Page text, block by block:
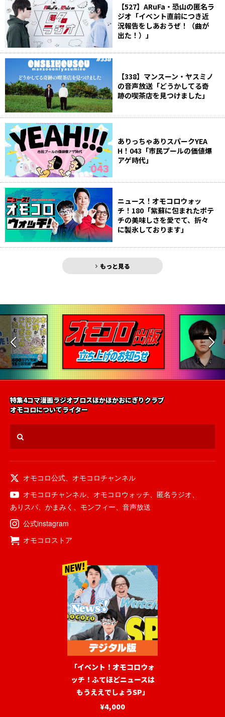
【527】ARuFa・恐山の匿名ラ
ジオ「イベント直前につき近
況報告をしあおうぜ！（曲が
出た！）」
【338】マンスーン・ヤスミノ
の音声放送「どうかしてる奇
跡の喫茶店を見つけました」
ありっちゃありスパークYEA
H！043「市民プールの価値爆
アゲ時代」
ニュース！オモコロウォッ
チ！180「紫蘇に包まれたポテ
チの美味しさを愛でて、折々
に製氷しております」
もっと見る
特集4コマ漫画ラジオブロスほかほかおにぎりクラブ
オモコロについてライター
オモコロ公式、 オモコロチャンネル
オモコロチャンネル、 オモコロウォッチ、 匿名ラジオ、
ありスパ、 かまみく 、 モンフィー、 音声放送
公式instagram
オモコロストア
「イベント！オモコロウォ
ッチ！ふてほどニュースは
もうええでしょうSP」
¥4,000